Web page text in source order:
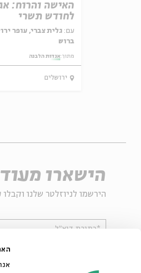
האישה והרוח:
לחודש תשרי
עם: גלית צברי, עופר
ברוש
מתוך:אגדות הלבנה
ירושלים
הישארו
הירשמו לניוזלטר שלנו וקבלו
*כתובת דוא"ל